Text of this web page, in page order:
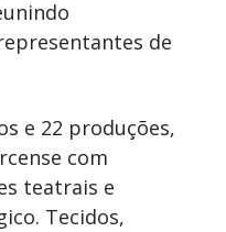
de
e 22 produções,
com
teatrais e
Tecidos,